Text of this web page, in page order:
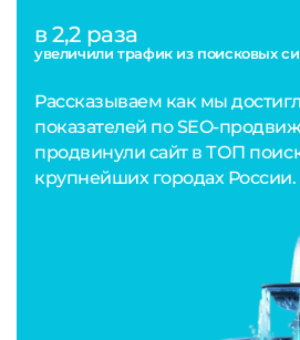
в 2,2 раза
увеличили трафик из поисковых
Рассказываем как мы
показателей по SEO-
продвинули сайт в ТОП
крупнейших городах России.